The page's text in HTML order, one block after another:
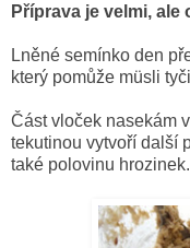
Příprava je velmi,
Lněné semínko den
který pomůže müsli
Část vloček nasekám
tekutinou vytvoří další
také polovinu hrozinek.